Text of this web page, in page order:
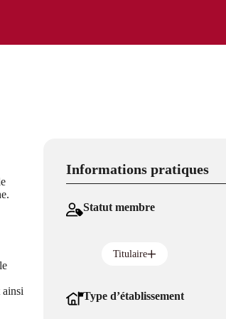
ainsi
Informations pratiques
Statut membre
Titulaire
Type d’établissement